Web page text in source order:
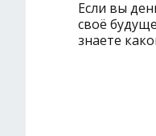
Если вы
своё
знаете